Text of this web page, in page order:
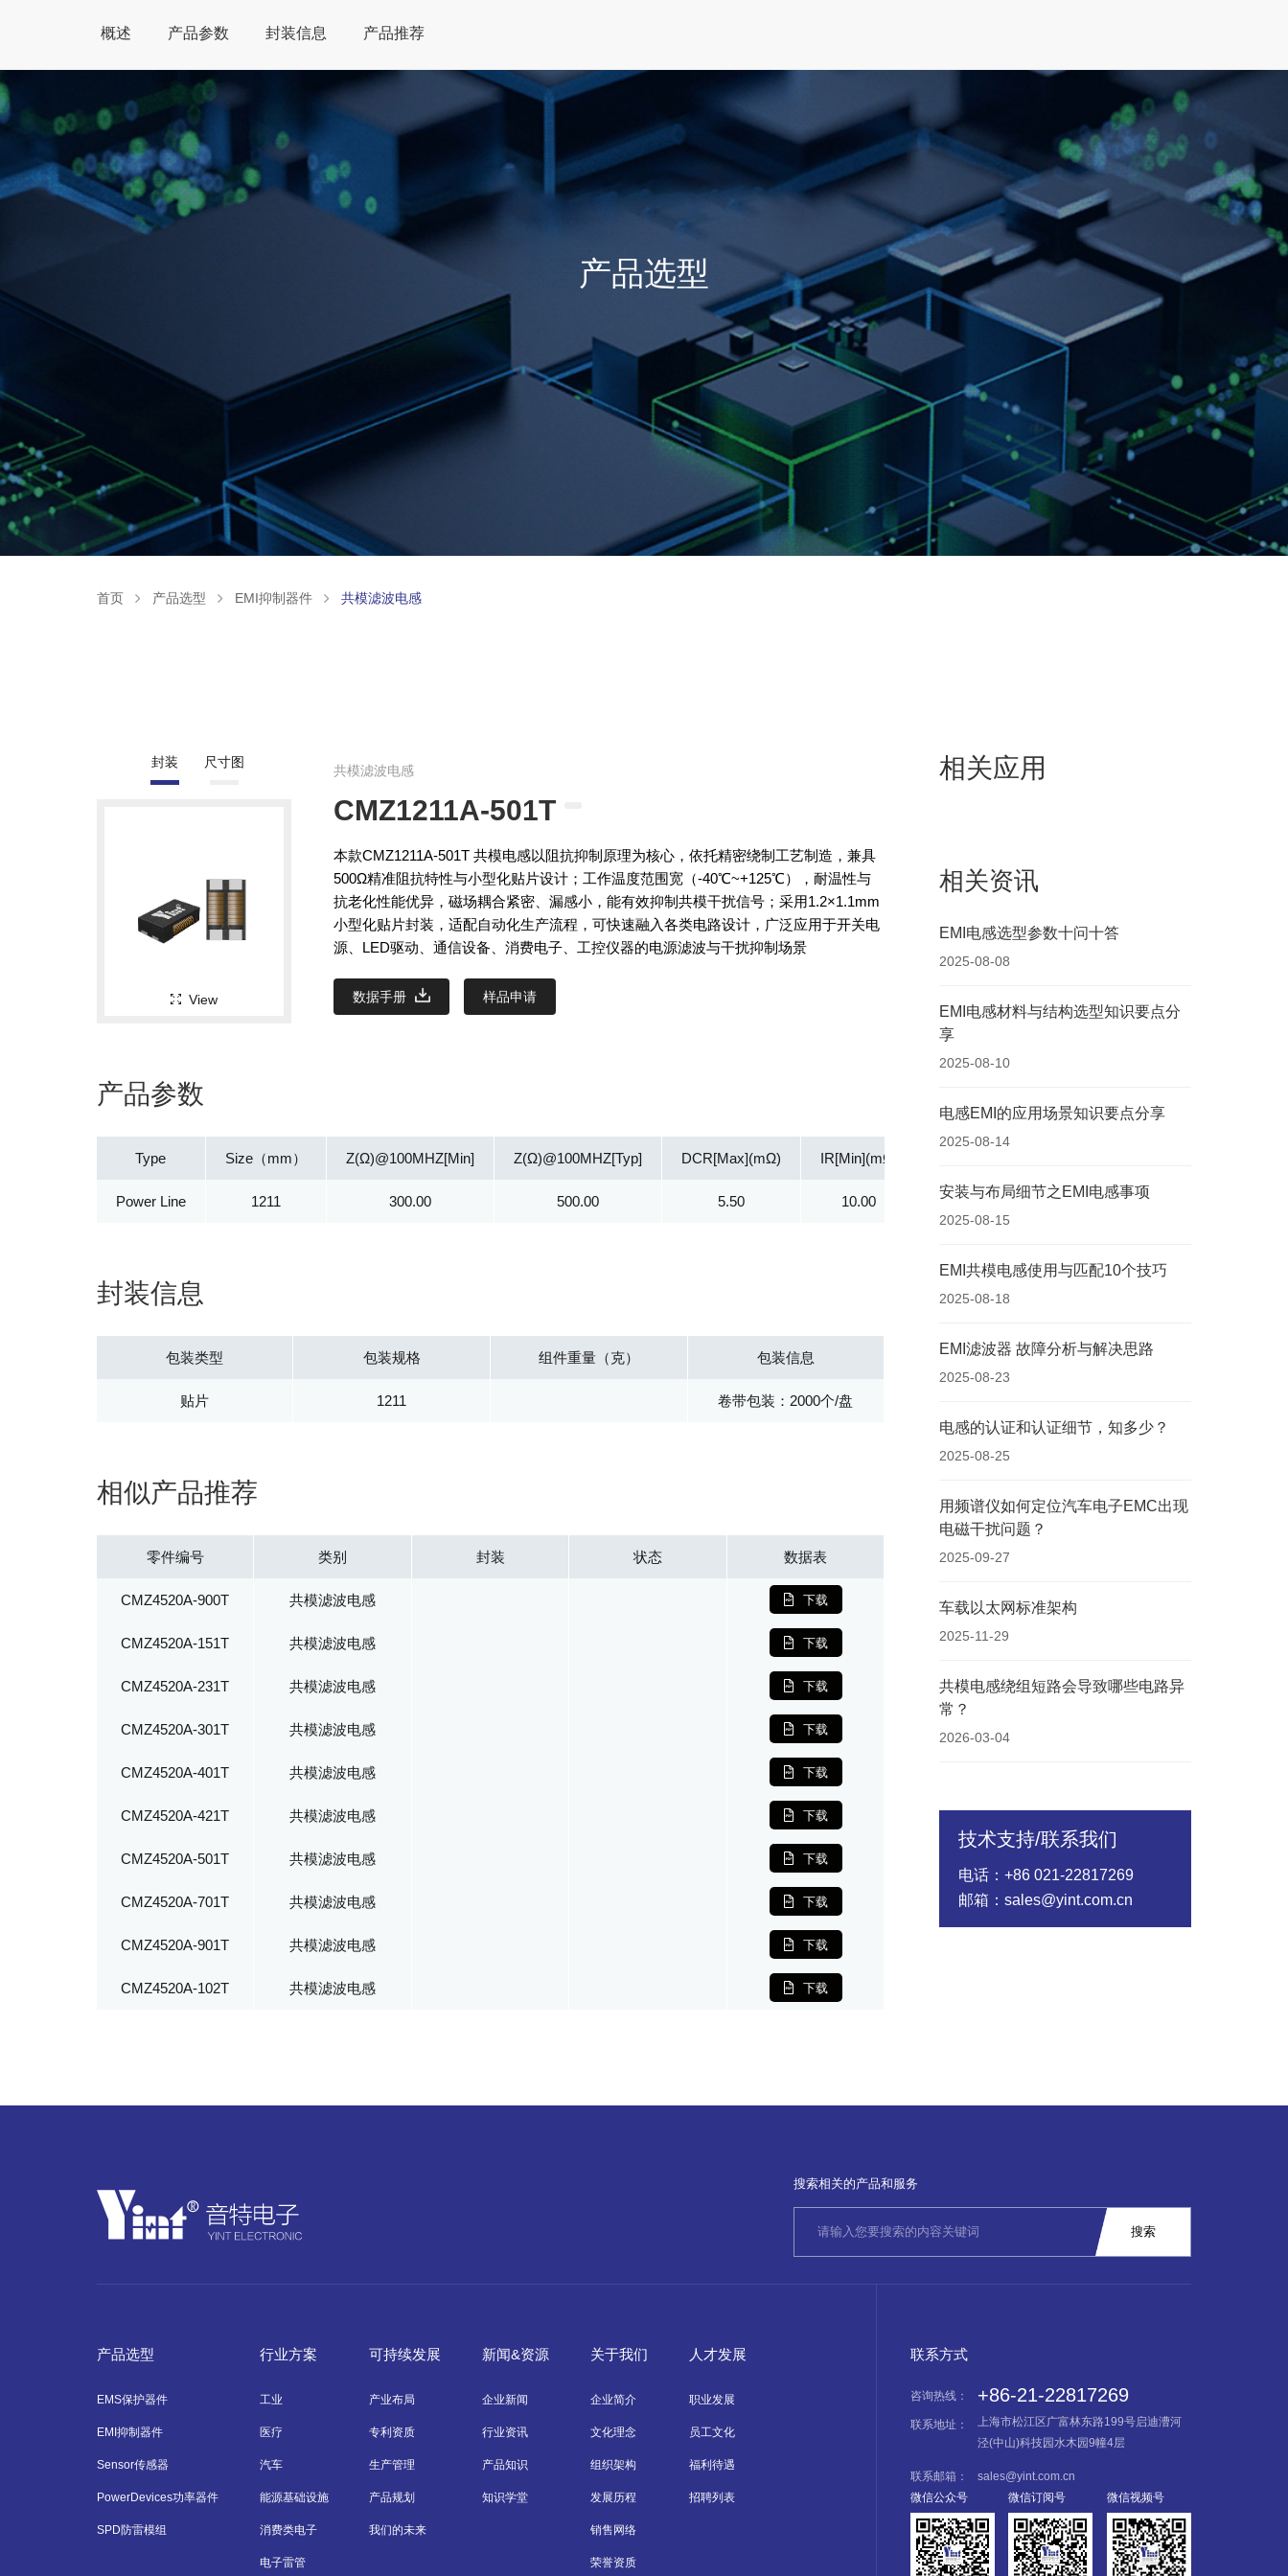
产品选型
首页 产品选型 EMI抑制器件 共模滤波电感
概述 产品参数 封装信息 产品推荐
封装 尺寸图
View
共模滤波电感
CMZ1211A-501T
本款CMZ1211A-501T 共模电感以阻抗抑制原理为核心，依托精密绕制工艺制造，兼具
500Ω精准阻抗特性与小型化贴片设计；工作温度范围宽（-40℃~+125℃），耐温性与
抗老化性能优异，磁场耦合紧密、漏感小，能有效抑制共模干扰信号；采用1.2×1.1mm
小型化贴片封装，适配自动化生产流程，可快速融入各类电路设计，广泛应用于开关电
源、LED驱动、通信设备、消费电子、工控仪器的电源滤波与干扰抑制场景
数据手册 样品申请
产品参数
Type
Power Line
Size（mm）
1211
Z(Ω)@100MHZ[Min]
300.00
Z(Ω)@100MHZ[Typ]
500.00
DCR[Max](mΩ)
5.50
IR[Min](mΩ)
10.00 125.00 8.00
封装信息
包装类型
贴片
包装规格
1211
组件重量（克） 包装信息
卷带包装：2000个/盘
相似产品推荐
零件编号 类别 封装 状态 数据表
CMZ4520A-900T 共模滤波电感 下载
CMZ4520A-151T 共模滤波电感 下载
CMZ4520A-231T 共模滤波电感 下载
CMZ4520A-301T 共模滤波电感 下载
CMZ4520A-401T 共模滤波电感 下载
CMZ4520A-421T 共模滤波电感 下载
CMZ4520A-501T 共模滤波电感 下载
CMZ4520A-701T 共模滤波电感 下载
CMZ4520A-901T 共模滤波电感 下载
CMZ4520A-102T 共模滤波电感 下载
相关应用
相关资讯
EMI电感选型参数十问十答
2025-08-08
EMI电感材料与结构选型知识要点分
享
2025-08-10
电感EMI的应用场景知识要点分享
2025-08-14
安装与布局细节​之EMI电感事项
2025-08-15
EMI共模电感使用与匹配10个技巧
2025-08-18
EMI滤波器 故障分析与解决思路
2025-08-23
电感的认证和认证细节，知多少？
2025-08-25
用频谱仪如何定位汽车电子EMC出现
电磁干扰问题？
2025-09-27
车载以太网标准架构
2025-11-29
共模电感绕组短路会导致哪些电路异
常？
2026-03-04
技术支持/联系我们
电话：+86 021-22817269
邮箱：sales@yint.com.cn
搜索相关的产品和服务
产品选型
EMS保护器件
EMI抑制器件
Sensor传感器
PowerDevices功率器件
SPD防雷模组
行业方案
工业
医疗
汽车
能源基础设施
消费类电子
电子雷管
可持续发展
产业布局
专利资质
生产管理
产品规划
我们的未来
新闻&资源
企业新闻
行业资讯
产品知识
知识学堂
关于我们
企业简介
文化理念
组织架构
发展历程
销售网络
荣誉资质
人才发展
职业发展
员工文化
福利待遇
招聘列表
联系方式
咨询热线： +86-21-22817269
联系地址：
上海市松江区广富林东路199号启迪漕河
泾(中山)科技园水木园9幢4层
联系邮箱：
sales@yint.com.cn
微信公众号
微信订阅号 微信视频号